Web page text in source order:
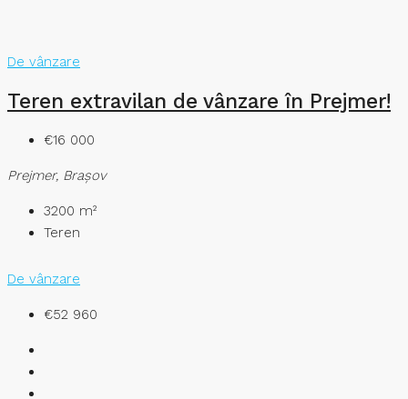
De vânzare
Teren extravilan de vânzare în Prejmer!
€16 000
Prejmer, Brașov
3200 m²
Teren
De vânzare
€52 960